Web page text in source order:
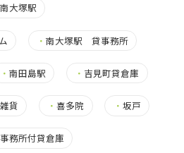
南大塚駅
・南大塚駅 貸事務所
・南田島駅 ・ 吉見町貸倉庫
貨 ・喜多院 ・ 坂戸
務所付貸倉庫